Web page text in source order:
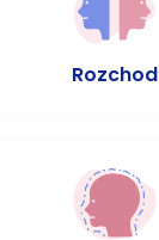
Rozchod